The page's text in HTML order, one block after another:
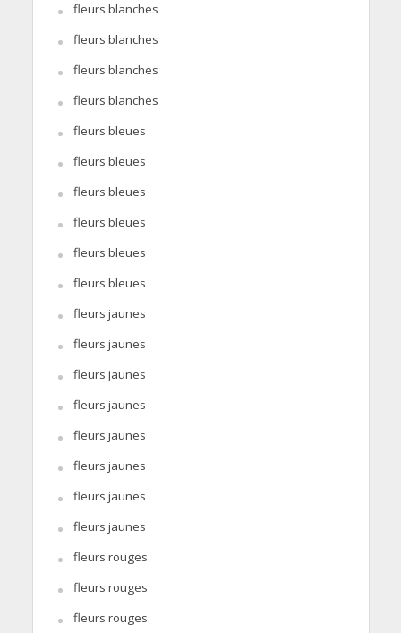
fleurs blanches
fleurs blanches
fleurs blanches
fleurs blanches
fleurs bleues
fleurs bleues
fleurs bleues
fleurs bleues
fleurs bleues
fleurs bleues
fleurs jaunes
fleurs jaunes
fleurs jaunes
fleurs jaunes
fleurs jaunes
fleurs jaunes
fleurs jaunes
fleurs jaunes
fleurs rouges
fleurs rouges
fleurs rouges